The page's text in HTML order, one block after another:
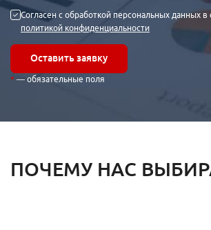
Согласен с обработкой персональных данных в
политикой конфиденциальности
Оставить заявку
— обязательные поля
ПОЧЕМУ НАС
Отзывы клиентов
Наша команда
Миссия
Акции
Контакты